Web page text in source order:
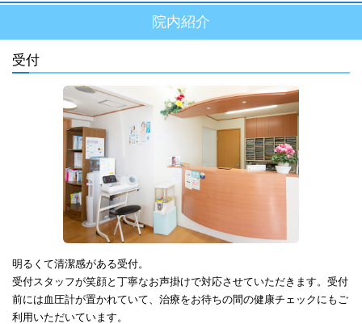
院内紹介
受付
明るくて清潔感がある受付。
受付スタッフが笑顔と丁寧なお声掛けで対応させていただきます。受付
前には血圧計が置かれていて、治療をお待ちの間の健康チェックにもご
利用いただいています。